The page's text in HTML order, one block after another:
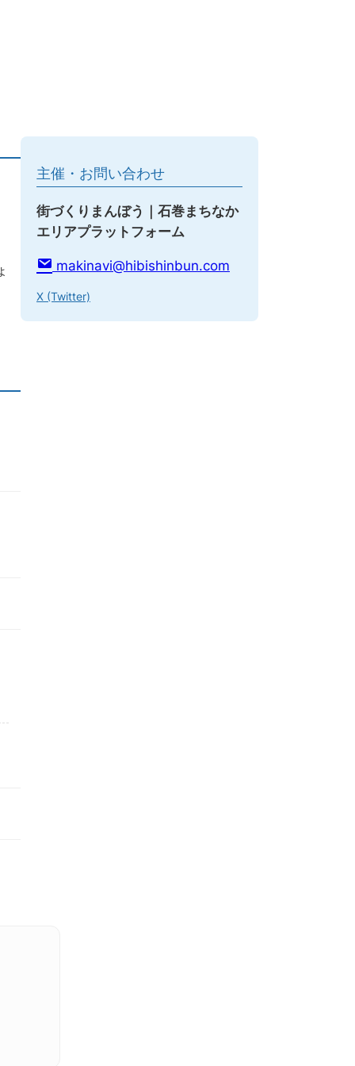
主催・お問い合わせ
街づくりまんぼう｜石巻まちなか
エリアプラットフォーム
makinavi@hibishinbun.com
X (Twitter)